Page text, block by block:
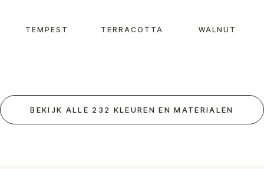
TEMPEST TERRACOTTA WALNUT
BEKIJK ALLE 232 KLEUREN EN MATERIALEN